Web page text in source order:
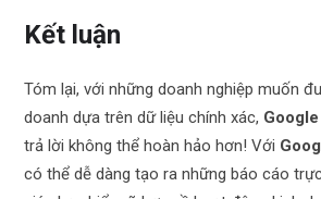
Kết luận
Tóm lại, với những doanh nghiệp muốn
doanh dựa trên dữ liệu chính xác,
trả lời không thể hoàn hảo hơn! Với
có thể dễ dàng tạo ra những báo cáo